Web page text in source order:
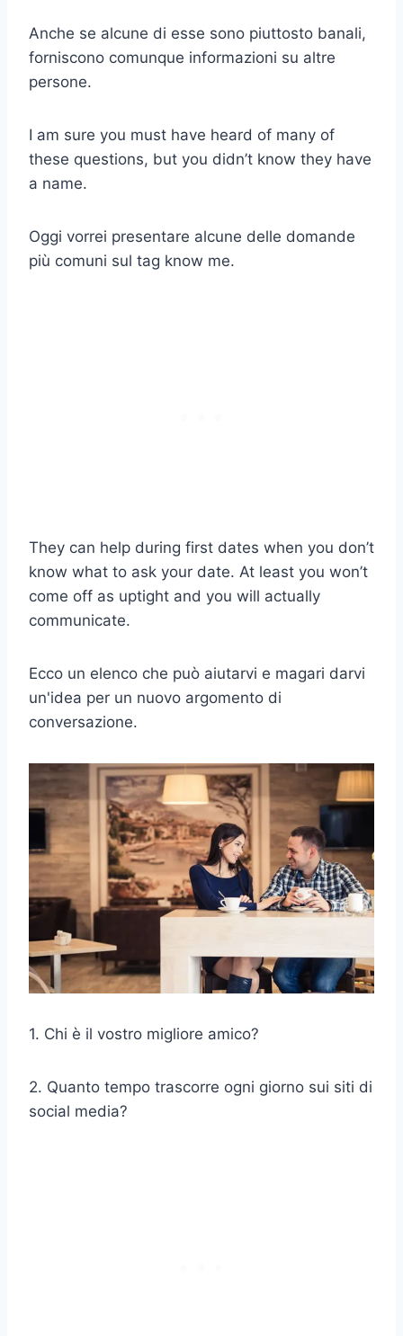
Anche se alcune di esse sono piuttosto banali,
forniscono comunque informazioni su altre
persone.
I am sure you must have heard of many of
these questions, but you didn’t know they have
a name.
Oggi vorrei presentare alcune delle domande
più comuni sul tag know me.
They can help during first dates when you don’t
know what to ask your date. At least you won’t
come off as uptight and you will actually
communicate.
Ecco un elenco che può aiutarvi e magari darvi
un'idea per un nuovo argomento di
conversazione.
1. Chi è il vostro migliore amico?
2. Quanto tempo trascorre ogni giorno sui siti di
social media?